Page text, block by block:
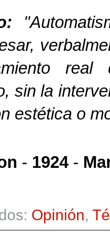
sin la
estética o
- 1924-
Opinión,